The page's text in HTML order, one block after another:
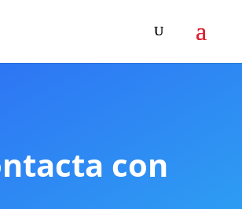
con